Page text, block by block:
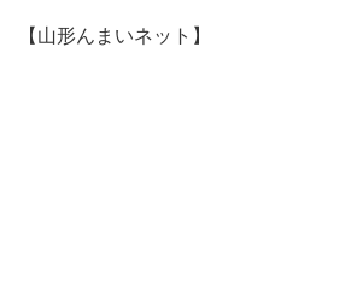
【山形んまいネット】